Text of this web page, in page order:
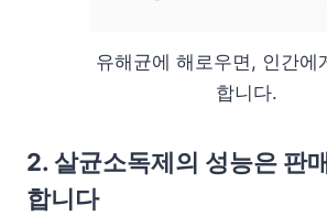
유해균에 해로우면, 인간에
합니다.
2. 살균소독제의 성능은 판
합니다